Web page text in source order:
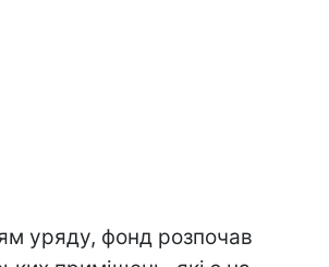
уряду, фонд розпочав